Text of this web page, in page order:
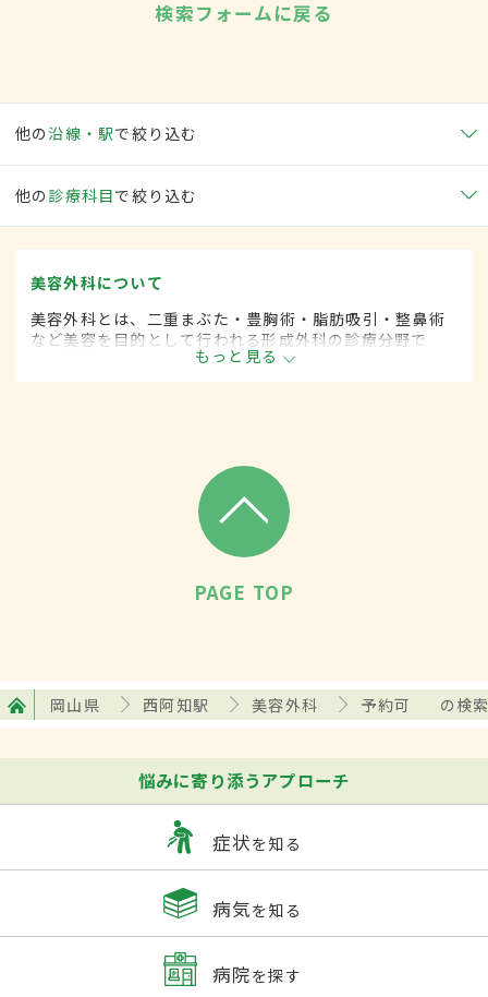
検索フォームに戻る
他の沿線・駅で絞り込む
他の 診療科目で絞り込む
美容外科について
美容外科とは、二重まぶた・豊胸術・脂肪吸引・整鼻術
など美容を目的として行われる形成外科の診療分野で
もっと見る
PAGE TOP
岡山県 西阿知駅 美容外科 予約可 の検
悩みに寄り添うアプローチ
症状を知る
病気を知る
病院を探す